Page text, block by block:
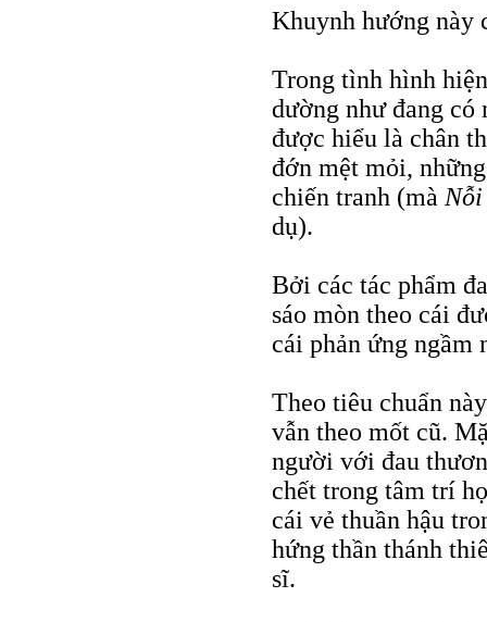
Khuynh hướng này
Trong tình hình
dường như đang có
được hiểu là chân
đớn mệt mỏi,
chiến tranh (mà Nỗi
dụ).
Bởi các tác phẩm
sáo mòn theo cái
cái phản ứng ngầm
Theo tiêu chuẩn
vẫn theo mốt cũ.
người với đau
chết trong tâm trí
cái vẻ thuần hậu
hứng thần thánh
sĩ.